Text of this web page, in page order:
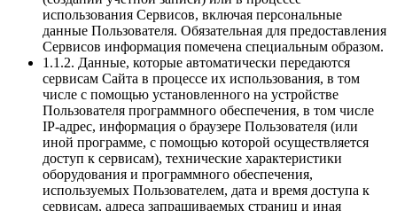
использования Сервисов, включая персональные
данные Пользователя. Обязательная для предоставления
Сервисов информация помечена специальным образом.
1.1.2. Данные, которые автоматически передаются
сервисам Сайта в процессе их использования, в том
числе с помощью установленного на устройстве
Пользователя программного обеспечения, в том числе
IP-адрес, информация о браузере Пользователя (или
иной программе, с помощью которой осуществляется
доступ к сервисам), технические характеристики
оборудования и программного обеспечения,
используемых Пользователем, дата и время доступа к
сервисам, адреса запрашиваемых страниц и иная